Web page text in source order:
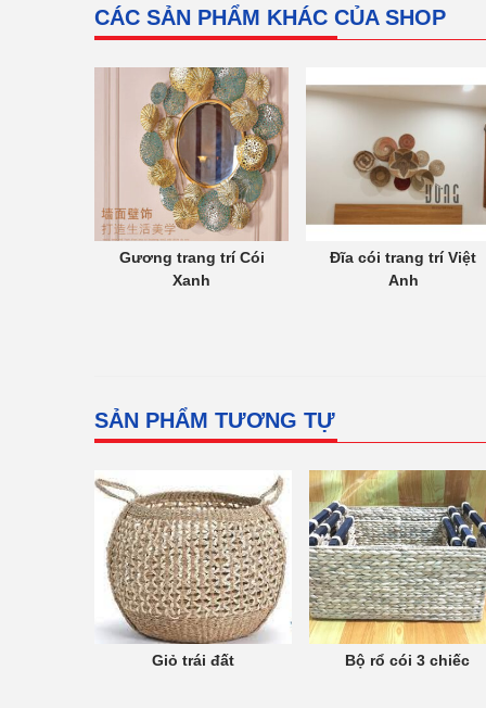
CÁC SẢN PHẨM KHÁC CỦA SHOP
Gương trang trí Cói
Xanh
Đĩa cói trang trí Việt
Anh
SẢN PHẨM TƯƠNG TỰ
Giỏ trái đất Bộ rổ cói 3 chiếc